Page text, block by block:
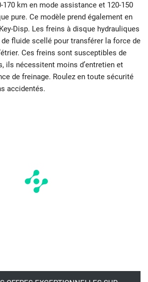
170 km en mode assistance et 120-150
pure. Ce modèle prend également en
Disp. Les freins à disque hydrauliques
fluide scellé pour transférer la force de
Ces freins sont susceptibles de
ils nécessitent moins d’entretien et
de freinage. Roulez en toute sécurité
accidentés.